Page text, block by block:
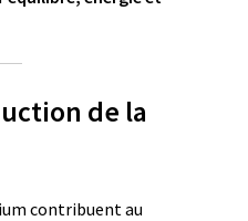
de la
contribuent au